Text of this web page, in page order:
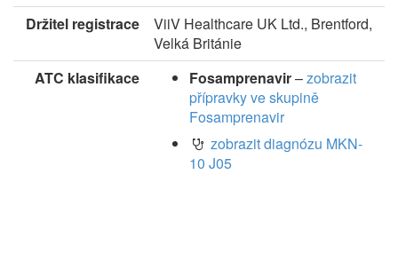
Držitel registrace
ViiV Healthcare UK Ltd., Brentford,
Velká Británie
ATC klasifikace
Fosamprenavir–zobrazit
přípravky ve skupině
Fosamprenavir
zobrazit diagnózu MKN-
10 J05